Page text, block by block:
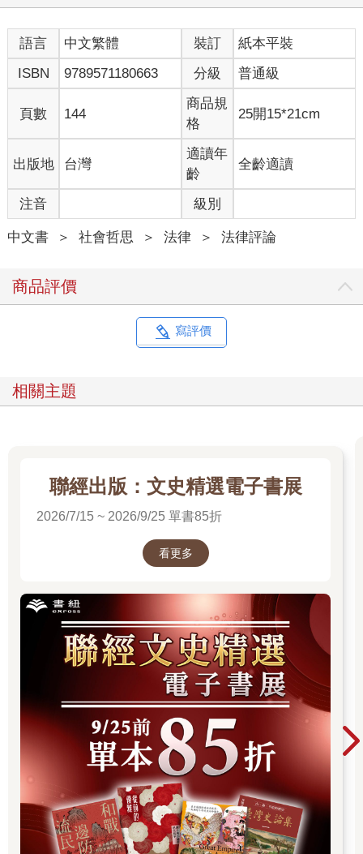
語言 中文繁體 裝訂
紙本平裝
ISBN
9789571180663 分級 普通級
頁數 144
商品規
格
25開15*21cm
出版地 台灣
適讀年
齡
全齡適讀
注音 級別
中文書 ＞ 社會哲思 ＞ 法律 ＞ 法律評論
商品評價
寫評價
相關主題
聯經出版：文史精選電子書展
2026/7/15 ~ 2026/9/25 單書85折
看更多